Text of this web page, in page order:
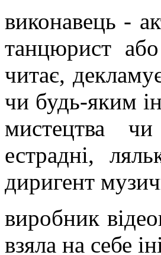
виконавець -
танцюрист
читає,
чи будь-яким
мистецтва
естрадні,
диригент
виробник
взяла на себе